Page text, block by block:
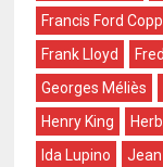
Francis Ford
Frank Lloyd
Georges Méliès
Henry King
Ida Lupino